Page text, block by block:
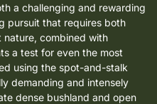
a challenging and rewarding
pursuit that requires both
nature, combined with
a test for even the most
using the spot-and-stalk
demanding and intensely
dense bushland and open